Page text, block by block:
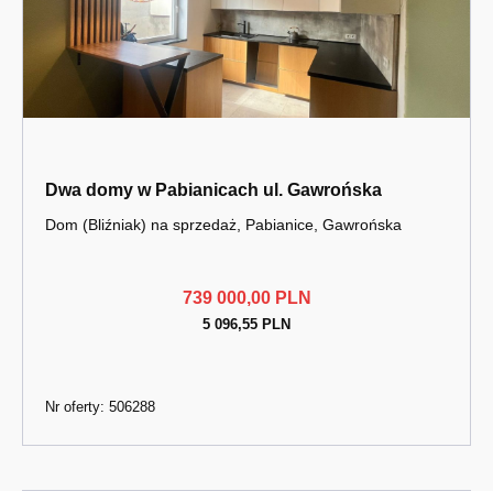
Dwa domy w Pabianicach ul. Gawrońska
Dom (Bliźniak) na sprzedaż, Pabianice, Gawrońska
739 000,00 PLN
5 096,55 PLN
Nr oferty: 506288